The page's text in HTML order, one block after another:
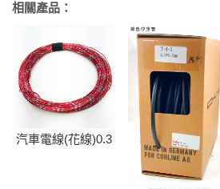
相關產品：
汽車電線(花線)0.3